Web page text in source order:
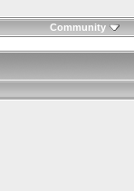
Community